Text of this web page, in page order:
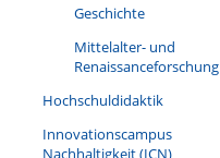
Geschichte
Mittelalter- und
Renaissanceforschung
Hochschuldidaktik
Innovationscampus
Nachhaltigkeit (ICN)